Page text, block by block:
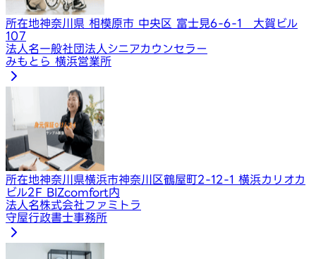
所在地神奈川県 相模原市 中央区 富士見6-6-1 大賀ビル
107
法人名一般社団法人シニアカウンセラー
みもとら 横浜営業所
所在地神奈川県横浜市神奈川区鶴屋町2-12-1 横浜カリオカ
ビル2F BIZcomfort内
法人名株式会社ファミトラ
守屋行政書士事務所